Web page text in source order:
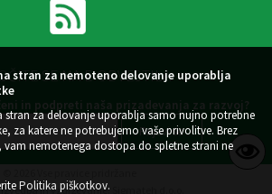
SE NA E-OBVESTILA
in podpreti naša prizadevanja za razvoj?
in vzdrževanje: Sigmateh d.o.o.
stran za nemoteno delovanje uporablja
stran za delovanje uporablja samo nujno potrebne
za katere ne potrebujemo vaše privolitve. Brez
nemotenega dostopa do spletne strani ne
Politika piškotkov.